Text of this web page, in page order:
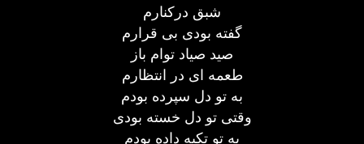
شبق درکنارم
گفته بودی بی قرارم
صید صیاد توام باز
طعمه ای در انتظارم
به تو دل سپرده بودم
وقتی تو دل خسته بودی
به تو تکیه داده بودم